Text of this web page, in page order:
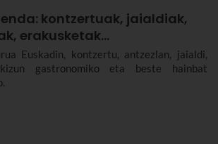
kontzertuak, jaialdiak,
erakusketak…
Euskadin, kontzertu, antzezlan, jaialdi,
gastronomiko eta beste hainbat